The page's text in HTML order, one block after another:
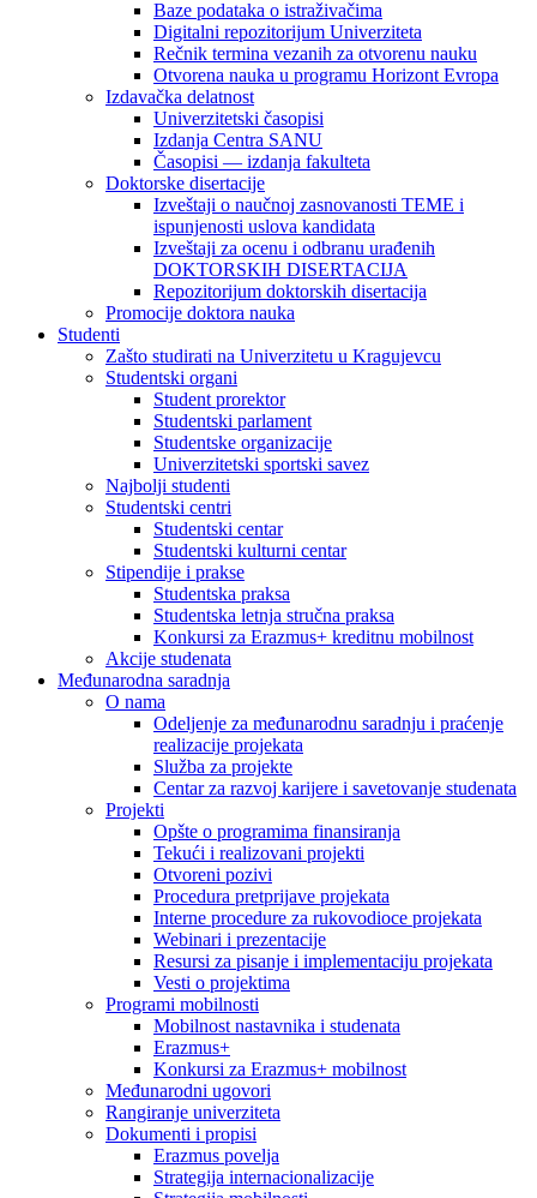
Baze podataka o istraživačima
Digitalni repozitorijum Univerziteta
Rečnik termina vezanih za otvorenu nauku
Otvorena nauka u programu Horizont Evropa
Izdavačka delatnost
Univerzitetski časopisi
Izdanja Centra SANU
Časopisi — izdanja fakulteta
Doktorske disertacije
Izveštaji o naučnoj zasnovanosti TEME i
ispunjenosti uslova kandidata
Izveštaji za ocenu i odbranu urađenih
DOKTORSKIH DISERTACIJA
Repozitorijum doktorskih disertacija
Promocije doktora nauka
Studenti
Zašto studirati na Univerzitetu u Kragujevcu
Studentski organi
Student prorektor
Studentski parlament
Studentske organizacije
Univerzitetski sportski savez
Najbolji studenti
Studentski centri
Studentski centar
Studentski kulturni centar
Stipendije i prakse
Studentska praksa
Studentska letnja stručna praksa
Konkursi za Erazmus+ kreditnu mobilnost
Akcije studenata
Međunarodna saradnja
O nama
Odeljenje za međunarodnu saradnju i praćenje
realizacije projekata
Služba za projekte
Centar za razvoj karijere i savetovanje studenata
Projekti
Opšte o programima finansiranja
Tekući i realizovani projekti
Otvoreni pozivi
Procedura pretprijave projekata
Interne procedure za rukovodioce projekata
Webinari i prezentacije
Resursi za pisanje i implementaciju projekata
Vesti o projektima
Programi mobilnosti
Mobilnost nastavnika i studenata
Erazmus+
Konkursi za Erazmus+ mobilnost
Međunarodni ugovori
Rangiranje univerziteta
Dokumenti i propisi
Erazmus povelja
Strategija internacionalizacije